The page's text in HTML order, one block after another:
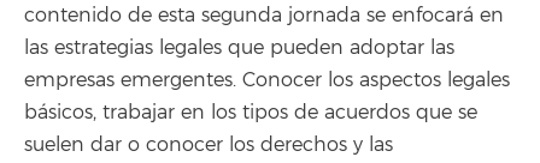
contenido de esta segunda jornada se enfocará en
las estrategias legales que pueden adoptar las
empresas emergentes. Conocer los aspectos legales
básicos, trabajar en los tipos de acuerdos que se
suelen dar o conocer los derechos y las